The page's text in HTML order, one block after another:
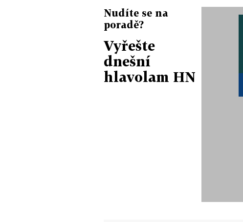
Nudíte se na
poradě?
Vyřešte
dnešní
hlavolam HN